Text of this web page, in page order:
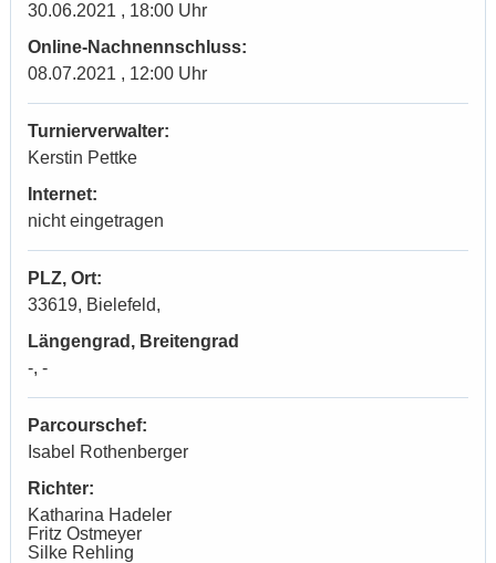
30.06.2021 , 18:00 Uhr
Online-Nachnennschluss:
08.07.2021 , 12:00 Uhr
Turnierverwalter:
Kerstin Pettke
Internet:
nicht eingetragen
PLZ, Ort:
33619, Bielefeld,
Längengrad, Breitengrad
-, -
Parcourschef:
Isabel Rothenberger
Richter:
Katharina Hadeler
Fritz Ostmeyer
Silke Rehling